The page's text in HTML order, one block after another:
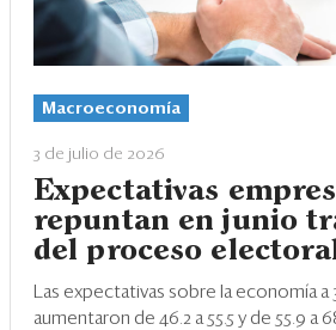
Macroeconomía
3 de julio de 2026
Expectativas
repuntan en junio
del proceso
Las expectativas sobre la economía a
aumentaron de 46.2 a 55.5 y de 55.9 a